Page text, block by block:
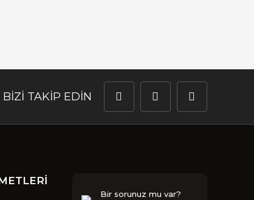
BİZİ TAKİP EDİN
Bir sorunuz mu var?